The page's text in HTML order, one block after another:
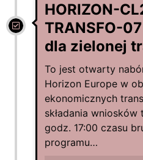
HORIZON-
TRANSFO-
dla zielonej
To jest otwarty
Horizon Europe w
ekonomicznych
składania
godz. 17:00 czasu
programu…